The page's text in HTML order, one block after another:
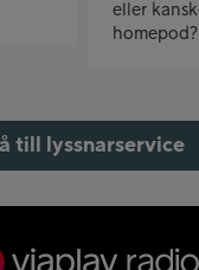
eller
homepod?
till lyssnarservice